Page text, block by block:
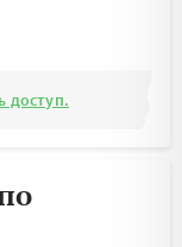
доступ.